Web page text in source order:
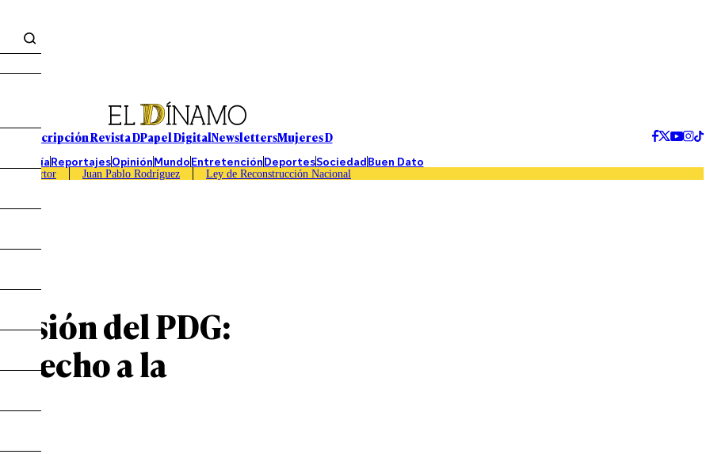
Suscripción Revista DPapel DigitalNewslettersMujeres D
EconomíaReportajesOpiniónMundoEntretenciónDeportesSociedadBuen Dato
Caso Sartor Juan Pablo Rodríguez Ley de Reconstrucción Nacional
del PDG:
a la